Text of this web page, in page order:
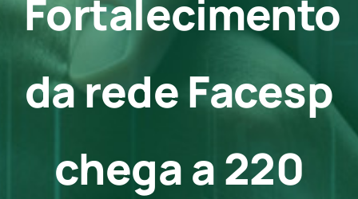
Contato
Fortalecimento
da rede Facesp
chega a 220